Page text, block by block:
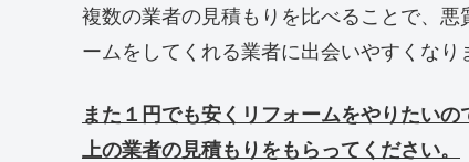
複数の業者の見積もりを比べることで、
ームをしてくれる業者に出会いやすくなり
また１円でも安くリフォームをやりたい
上の業者の見積もりをもらってください。